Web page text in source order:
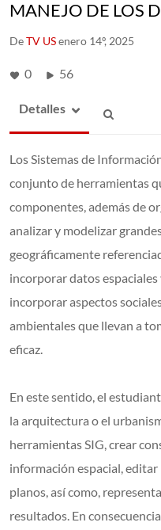
MANEJO DE LOS
DeTV USenero 14º, 2025
0 56
Detalles
Los Sistemas de
conjunto de herramientas
componentes, además de
analizar y modelizar
geográficamente
incorporar datos
incorporar aspectos
ambientales que llevan a
eficaz.
En este sentido, el
la arquitectura o el
herramientas SIG, crear
información espacial,
planos, así como,
resultados. En